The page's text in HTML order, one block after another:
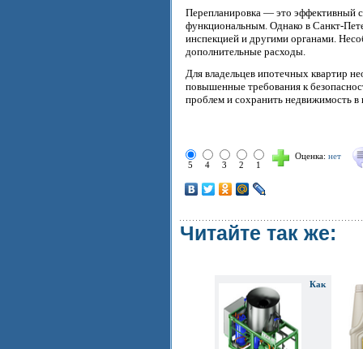
Перепланировка — это эффективный
функциональным. Однако в Санкт-
инспекцией и другими органами.
дополнительные расходы.
Для владельцев ипотечных квартир
повышенные требования к
проблем и сохранить недвижимость в
5 4 3 2 1
Оценка: нет
Читайте так же:
Как